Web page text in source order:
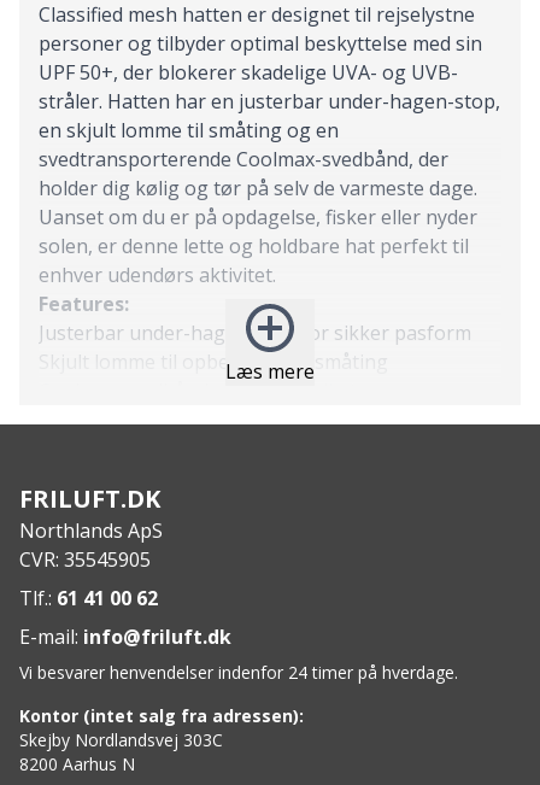
Læs mere
Classified mesh hatten er designet til rejselystne
personer og tilbyder optimal beskyttelse med sin
UPF 50+, der blokerer skadelige UVA- og UVB-
stråler. Hatten har en justerbar under-hagen-stop,
en skjult lomme til småting og en
svedtransporterende Coolmax-svedbånd, der
holder dig kølig og tør på selv de varmeste dage.
Uanset om du er på opdagelse, fisker eller nyder
solen, er denne lette og holdbare hat perfekt til
enhver udendørs aktivitet.
Features:
Justerbar under-hagen-stop for sikker pasform
Skjult lomme til opbevaring af småting
komfortabel
Specs:
Materiale: 100% polyamid
FRILUFT.DK
Northlands ApS
CVR: 35545905
Tlf.: 61 41 00 62
E-mail: info@friluft.dk
Vi besvarer henvendelser indenfor 24 timer på hverdage.
Kontor (intet salg fra adressen):
Skejby Nordlandsvej 303C
8200 Aarhus N